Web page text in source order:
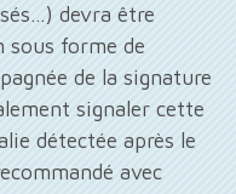
devra être
sous forme de
de la signature
signaler cette
détectée après le
avec